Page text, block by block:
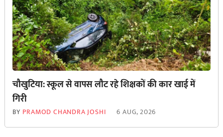
चौखुटिया: स्कूल से वापस लौट रहे शिक्षकों की कार खाई में
गिरी
BY PRAMOD CHANDRA JOSHI 6 AUG, 2026